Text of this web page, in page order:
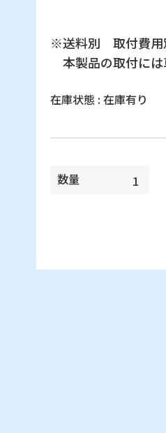
※送料別 取付費用
本製品の取付には
在庫状態 : 在庫有り
数量